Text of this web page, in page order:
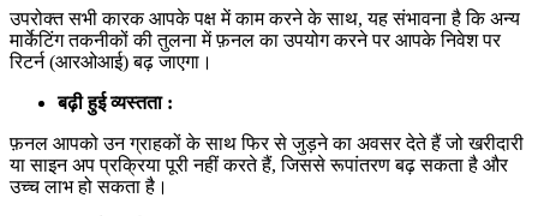
उपरोक्त सभी कारक आपके पक्ष में काम करने के साथ, यह संभावना है कि अन्य
मार्केटिंग तकनीकों की तुलना में फ़नल का उपयोग करने पर आपके निवेश पर
रिटर्न (आरओआई) बढ़ जाएगा।
बढ़ी हुई व्यस्तता :
फ़नल आपको उन ग्राहकों के साथ फिर से जुड़ने का अवसर देते हैं जो खरीदारी
या साइन अप प्रक्रिया पूरी नहीं करते हैं, जिससे रूपांतरण बढ़ सकता है और
उच्च लाभ हो सकता है।